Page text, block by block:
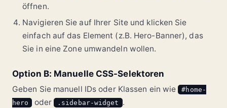
öffnen.
Navigieren Sie auf Ihrer Site und klicken Sie
einfach auf das Element (z.B. Hero-Banner), das
Sie in eine Zone umwandeln wollen.
Option B: Manuelle CSS-Selektoren
Geben Sie manuell IDs oder Klassen ein wie #home-
hero
oder .sidebar-widget .